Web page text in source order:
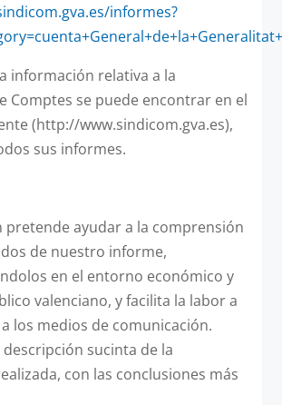
informes?
información relativa a la
Comptes se puede encontrar en el
(http://www.sindicom.gva.es),
sus informes.
pretende ayudar a la comprensión
de nuestro informe,
en el entorno económico y
valenciano, y facilita la labor a
los medios de comunicación.
sucinta de la
con las conclusiones más